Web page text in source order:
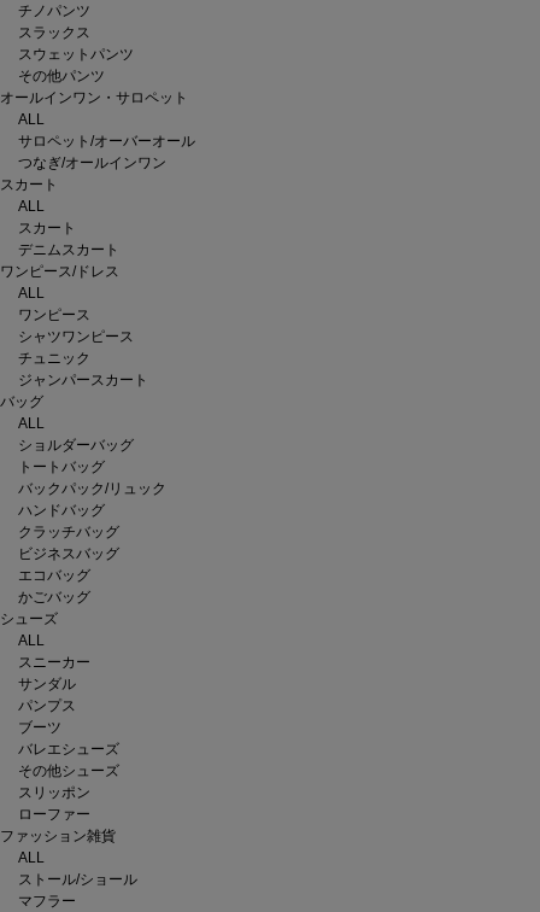
チノパンツ
スラックス
スウェットパンツ
その他パンツ
オールインワン・サロペット
ALL
サロペット/オーバーオール
つなぎ/オールインワン
スカート
ALL
スカート
デニムスカート
ワンピース/ドレス
ALL
ワンピース
シャツワンピース
チュニック
ジャンパースカート
バッグ
ALL
ショルダーバッグ
トートバッグ
バックパック/リュック
ハンドバッグ
クラッチバッグ
ビジネスバッグ
エコバッグ
かごバッグ
シューズ
ALL
スニーカー
サンダル
パンプス
ブーツ
バレエシューズ
その他シューズ
スリッポン
ローファー
ファッション雑貨
ALL
ストール/ショール
マフラー